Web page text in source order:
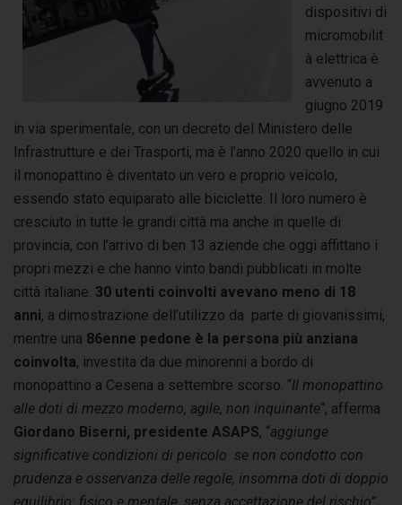
dispositivi di
micromobilit
à elettrica è
avvenuto a
giugno 2019
in via sperimentale, con un decreto del Ministero delle
Infrastrutture e dei Trasporti, ma è l’anno 2020 quello in cui
il monopattino è diventato un vero e proprio veicolo,
essendo stato equiparato alle biciclette. Il loro numero è
cresciuto in tutte le grandi città ma anche in quelle di
provincia, con l’arrivo di ben 13 aziende che oggi affittano i
propri mezzi e che hanno vinto bandi pubblicati in molte
città italiane. 30 utenti coinvolti avevano meno di 18
anni, a dimostrazione dell’utilizzo da parte di giovanissimi,
mentre una 86enne pedone è la persona più anziana
coinvolta, investita da due minorenni a bordo di
monopattino a Cesena a settembre scorso. “Il monopattino
alle doti di mezzo moderno, agile, non inquinante“, afferma
Giordano Biserni, presidente ASAPS, “aggiunge
significative condizioni di pericolo se non condotto con
prudenza e osservanza delle regole, insomma doti di doppio